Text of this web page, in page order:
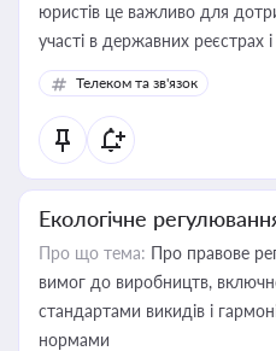
юристів це важливо для
участі в державних реєстрах
споживачів.
Телеком та зв'язок
Екологічне
Про що тема: Про правове
вимог до виробництв,
стандартами викидів і
нормами